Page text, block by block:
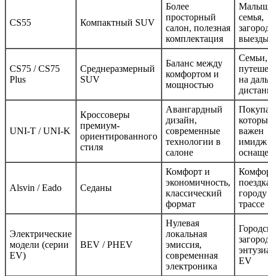
CS55 Компактный SUV
Более
просторный
салон, полезная
комплектация
семья,
CS75 / CS75
Plus
Среднеразмерный
SUV
Баланс между
комфортом и
мощностью
Семьи,
на
UNI-T / UNI-K
Кроссоверы
премиум-
ориентированного
стиля
Авангардный
дизайн,
современные
технологии в
салоне
важен
имидж
Alsvin / Eado Седаны
Комфорт и
экономичность,
классический
формат
трассе
Электрические
модели (серии
EV)
BEV / PHEV
Нулевая
локальная
эмиссия,
современная
электроника
EV